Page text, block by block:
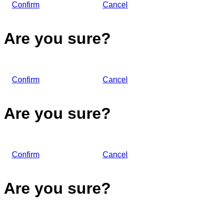
Confirm Cancel
Are you sure?
Confirm Cancel
Are you sure?
Confirm Cancel
Are you sure?